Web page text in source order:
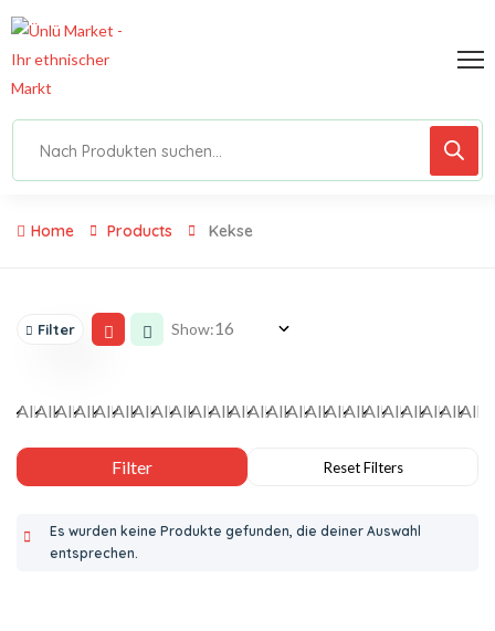
Home Products Kekse
Filter Show:
Es wurden keine Produkte gefunden, die deiner Auswahl
entsprechen.